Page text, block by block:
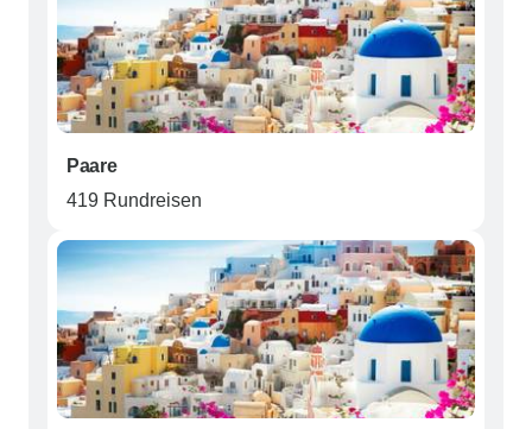
Paare
419 Rundreisen